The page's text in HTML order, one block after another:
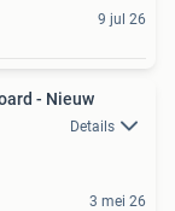
9 jul 26
- Nieuw
Details
3 mei 26